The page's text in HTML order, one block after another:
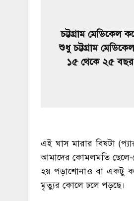
চট্টগ্রাম মেডিকেল
শুধু চট্টগ্রাম
১৫ থেকে ২৫
এই ঘাস মারার বিষটা
আমাদের কোমলমতি ছেলে-
হয় পড়াশোনাও বা একটু
মৃত্যুর কোলে ঢলে পড়ছে।